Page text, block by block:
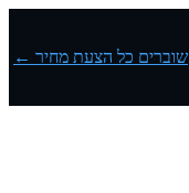
שוברים כל הצעת מחיר ←